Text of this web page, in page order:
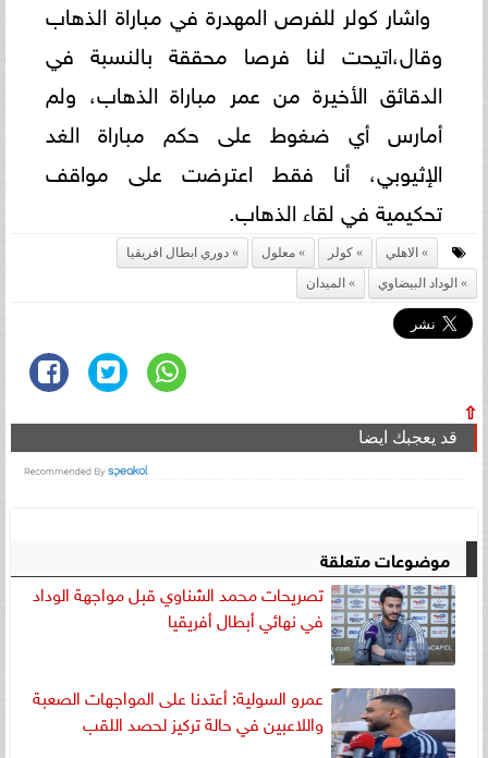
واشار كولر للفرص المهدرة في مباراة الذهاب
وقال،اتيحت لنا فرصا محققة بالنسبة في
الدقائق الأخيرة من عمر مباراة الذهاب، ولم
أمارس أي ضغوط على حكم مباراة الغد
الإثيوبي، أنا فقط اعترضت على مواقف
تحكيمية في لقاء الذهاب.
الاهلي كولر معلول
دوري ابطال افريقيا
الوداد البيضاوي
الميدان
⇧
قد يعجبك ايضا
موضوعات متعلقة
تصريحات محمد الشناوي قبل مواجهة الوداد
في نهائي أبطال أفريقيا
عمرو السولية: أعتدنا على المواجهات الصعبة
واللاعبين في حالة تركيز لحصد اللقب